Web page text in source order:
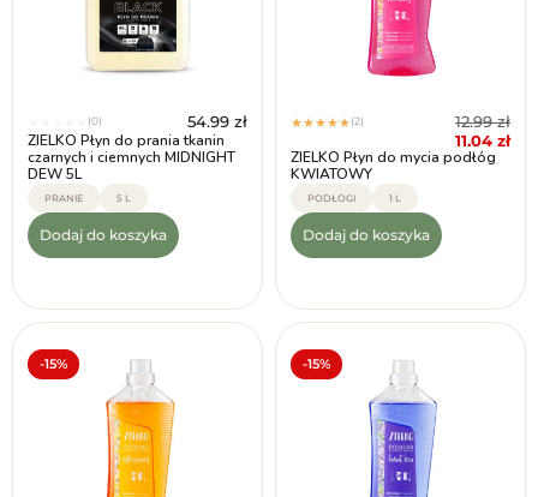
(0) 54.99 zł
ZIELKO Płyn do prania tkanin
czarnych i ciemnych MIDNIGHT
DEW 5L
PRANIE 5 L
Dodaj do koszyka
★★★★★(2) 12.99zł
11.04 zł
ZIELKO Płyn do mycia podłóg
KWIATOWY
PODŁOGI 1 L
Dodaj do koszyka
-15% -15%